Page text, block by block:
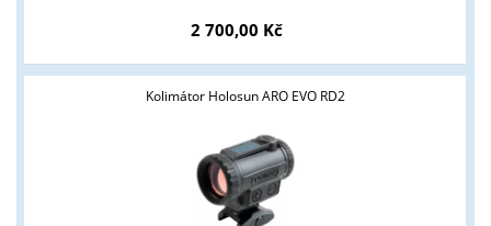
2 700,00 Kč
Kolimátor Holosun ARO EVO RD2